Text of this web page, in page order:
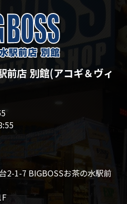
前店 別館(アコギ＆ヴィ
2-1-7 BIGBOSSお茶の水駅前